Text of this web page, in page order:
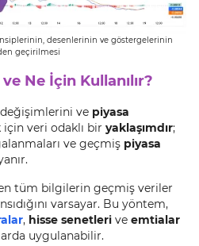
desenlerinin ve göstergelerinin
geçirilmesi
Ne İçin Kullanılır?
ve piyasa
veri odaklı bir yaklaşımdır;
ve geçmiş piyasa
tüm bilgilerin geçmiş veriler
varsayar. Bu yöntem,
, hisse senetleri ve emtialar
uygulanabilir.